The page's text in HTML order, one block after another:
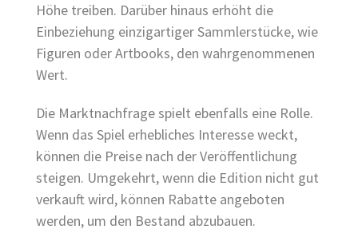
Höhe treiben. Darüber hinaus erhöht die
Einbeziehung einzigartiger Sammlerstücke, wie
Figuren oder Artbooks, den wahrgenommenen
Wert.
Die Marktnachfrage spielt ebenfalls eine Rolle.
Wenn das Spiel erhebliches Interesse weckt,
können die Preise nach der Veröffentlichung
steigen. Umgekehrt, wenn die Edition nicht gut
verkauft wird, können Rabatte angeboten
werden, um den Bestand abzubauen.